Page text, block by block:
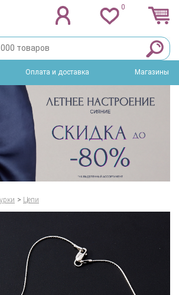
0
Оплата и доставка Магазины
> Цепи